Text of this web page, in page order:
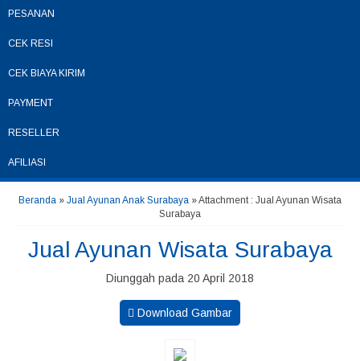
PESANAN
CEK RESI
CEK BIAYA KIRIM
PAYMENT
RESELLER
AFILIASI
Beranda » Jual Ayunan Anak Surabaya » Attachment : Jual Ayunan Wisata
Surabaya
Jual Ayunan Wisata Surabaya
Diunggah pada 20 April 2018
Download Gambar